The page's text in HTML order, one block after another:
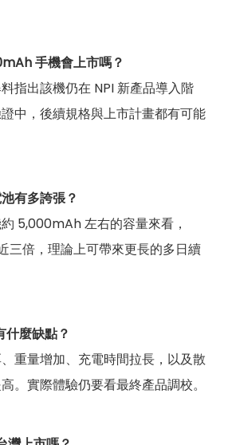
手機會上市嗎？
指出該機仍在 NPI 新產品導入階
中，後續規格與上市計畫都有可能
有多誇張？
5,000mAh 左右的容量來看，
三倍，理論上可帶來更長的多日續
什麼缺點？
重量增加、充電時間拉長，以及散
。實際體驗仍要看最終產品調校。